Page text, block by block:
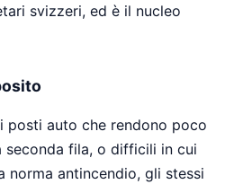
svizzeri, ed è il nucleo
posti auto che rendono poco
seconda fila, o difficili in cui
antincendio, gli stessi